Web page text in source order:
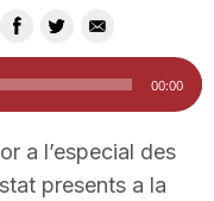
00:00
a l’especial des
presents a la